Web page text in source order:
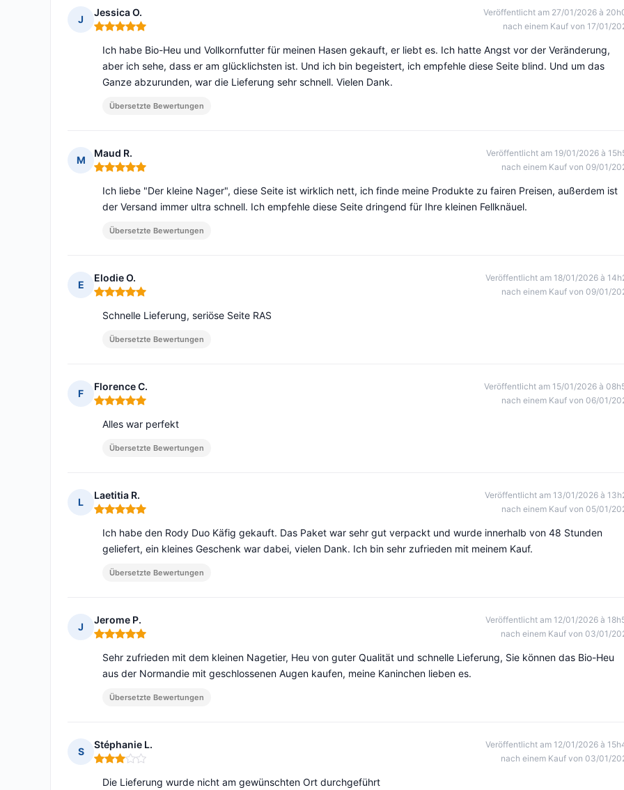
J
Jessica O.
Hinweis: 5 von 5
Veröffentlicht am 27/01/2026 à
nach einem Kauf von 17/01/
Ich habe Bio-Heu und Vollkornfutter für meinen Hasen gekauft, er liebt es. Ich hatte Angst vor der Veränderung,
aber ich sehe, dass er am glücklichsten ist. Und ich bin begeistert, ich empfehle diese Seite blind. Und um das
Ganze abzurunden, war die Lieferung sehr schnell. Vielen Dank.
Übersetzte Bewertungen
M
Maud R.
Hinweis: 5 von 5
Veröffentlicht am 19/01/2026 à
nach einem Kauf von 09/01/
Ich liebe "Der kleine Nager", diese Seite ist wirklich nett, ich finde meine Produkte zu fairen Preisen, außerdem ist
der Versand immer ultra schnell. Ich empfehle diese Seite dringend für Ihre kleinen Fellknäuel.
Übersetzte Bewertungen
E
Elodie O.
Hinweis: 5 von 5
Veröffentlicht am 18/01/2026 à
nach einem Kauf von 09/01/
Schnelle Lieferung, seriöse Seite RAS
Übersetzte Bewertungen
F
Florence C.
Hinweis: 5 von 5
Veröffentlicht am 15/01/2026 à
nach einem Kauf von 06/01/
Alles war perfekt
Übersetzte Bewertungen
L
Laetitia R.
Hinweis: 5 von 5
Veröffentlicht am 13/01/2026 à
nach einem Kauf von 05/01/
Ich habe den Rody Duo Käfig gekauft. Das Paket war sehr gut verpackt und wurde innerhalb von 48 Stunden
geliefert, ein kleines Geschenk war dabei, vielen Dank. Ich bin sehr zufrieden mit meinem Kauf.
Übersetzte Bewertungen
J
Jerome P.
Hinweis: 5 von 5
Veröffentlicht am 12/01/2026 à
nach einem Kauf von 03/01/
Sehr zufrieden mit dem kleinen Nagetier, Heu von guter Qualität und schnelle Lieferung, Sie können das Bio-Heu
aus der Normandie mit geschlossenen Augen kaufen, meine Kaninchen lieben es.
Übersetzte Bewertungen
S
Stéphanie L.
Hinweis: 3 von 5
Veröffentlicht am 12/01/2026 à
nach einem Kauf von 03/01/
Die Lieferung wurde nicht am gewünschten Ort durchgeführt